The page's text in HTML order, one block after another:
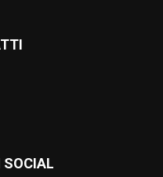
SOCIAL